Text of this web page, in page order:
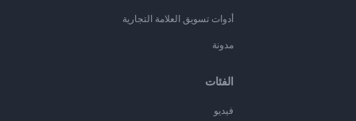
أدوات تسويق العلامة التجارية
مدونة
الفئات
فيديو